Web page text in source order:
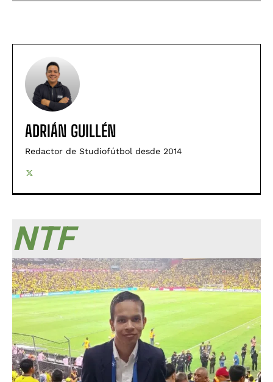
ADRIÁN GUILLÉN
Redactor de Studiofútbol desde 2014
NTF